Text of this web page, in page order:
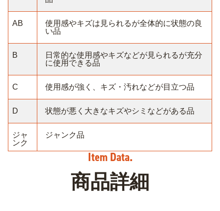
AB
使用感やキズは見られるが全体的に状態の良
い品
B
日常的な使用感やキズなどが見られるが充分
に使用できる品
C 使用感が強く、キズ・汚れなどが目立つ品
D 状態が悪く大きなキズやシミなどがある品
ジャ
ンク
ジャンク品
商品詳細